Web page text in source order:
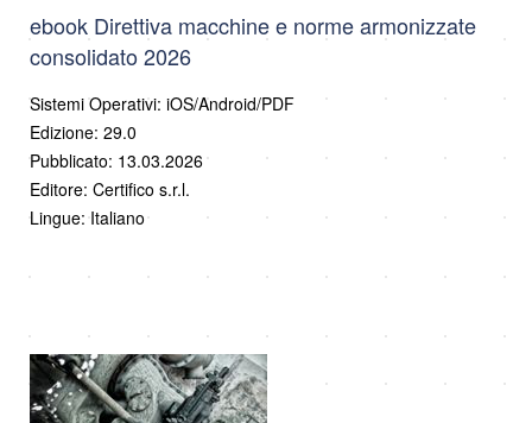
ebook Direttiva macchine e norme armonizzate
consolidato 2026
Sistemi Operativi: iOS/Android/PDF
Edizione: 29.0
Pubblicato: 13.03.2026
Editore: Certifico s.r.l.
Lingue: Italiano